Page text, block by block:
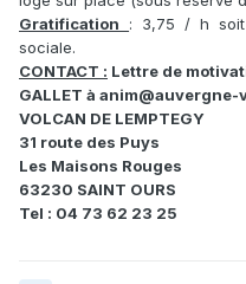
Gratification
: 3,75 / h
sociale.
CONTACT : Lettre de
GALLET à anim@auvergne-
VOLCAN DE LEMPTEGY
31 route des Puys
Les Maisons Rouges
63230 SAINT OURS
Tel : 04 73 62 23 25